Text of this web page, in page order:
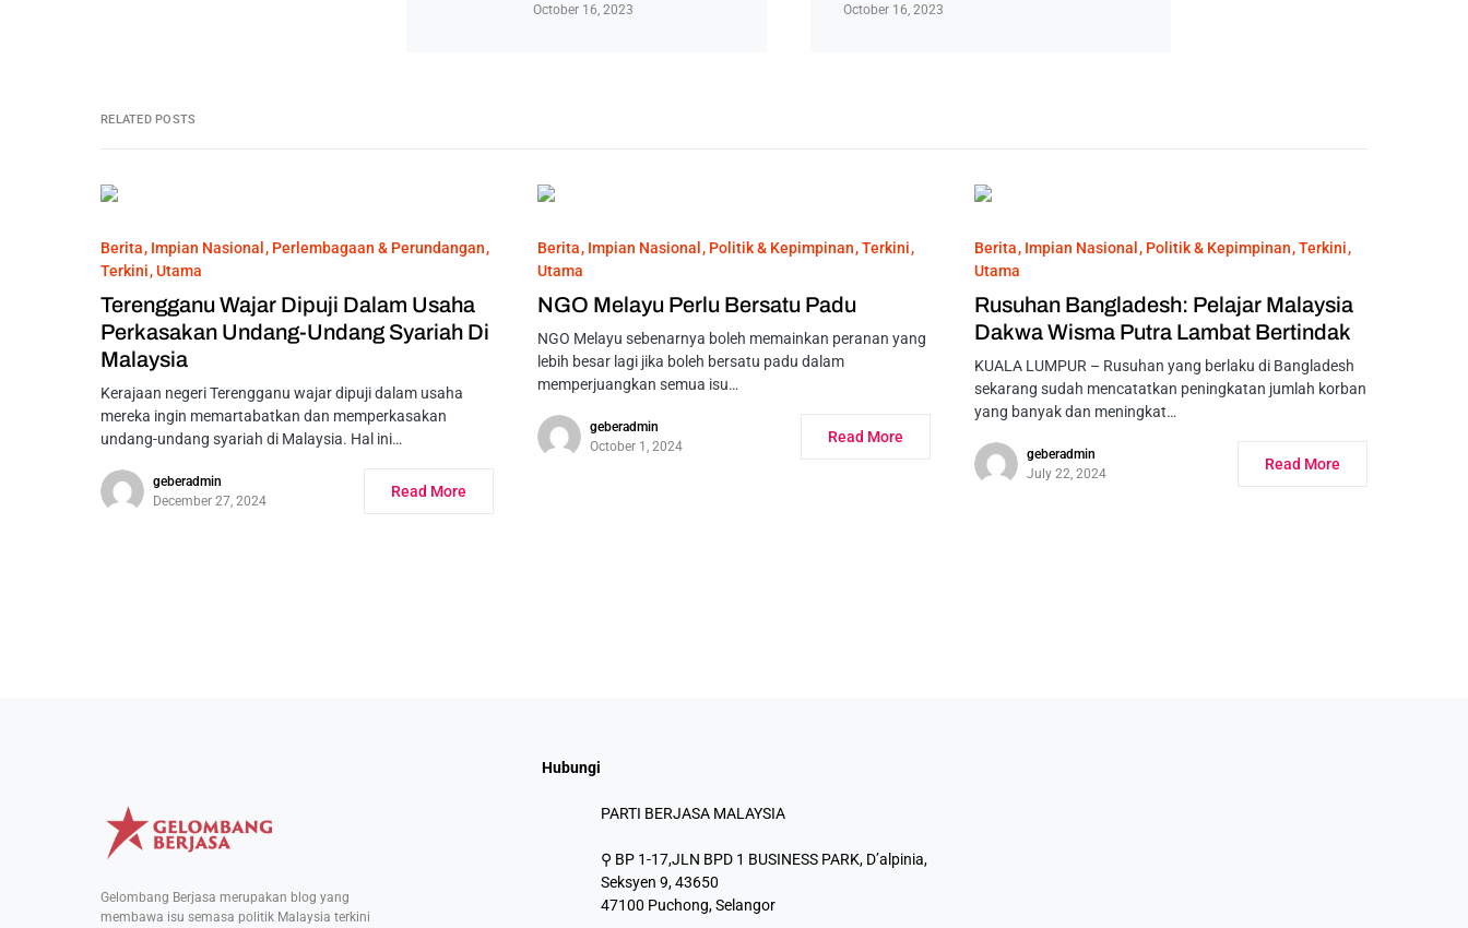
October 16, 2023 October 16, 2023
RELATED POSTS
Berita Impian Nasional
Perlembagaan & Perundangan
Terkini Utama
Terengganu Wajar Dipuji Dalam Usaha
Perkasakan Undang-Undang Syariah Di
Malaysia
Kerajaan negeri Terengganu wajar dipuji dalam usaha
mereka ingin memartabatkan dan memperkasakan
undang-undang syariah di Malaysia. Hal ini…
geberadmin
December 27, 2024
Read More
Berita Impian Nasional Politik & Kepimpinan Terkini
Utama
NGO Melayu Perlu Bersatu Padu
NGO Melayu sebenarnya boleh memainkan peranan yang
lebih besar lagi jika boleh bersatu padu dalam
memperjuangkan semua isu…
geberadmin
October 1, 2024
Read More
Berita Impian Nasional Politik & Kepimpinan Terkini
Utama
Rusuhan Bangladesh: Pelajar Malaysia
Dakwa Wisma Putra Lambat Bertindak
KUALA LUMPUR – Rusuhan yang berlaku di Bangladesh
sekarang sudah mencatatkan peningkatan jumlah korban
yang banyak dan meningkat…
geberadmin
July 22, 2024
Read More
Gelombang Berjasa merupakan blog yang
membawa isu semasa politik Malaysia terkini
Hubungi
PARTI BERJASA MALAYSIA
⚲ BP 1-17,JLN BPD 1 BUSINESS PARK, D’alpinia,
Seksyen 9, 43650
47100 Puchong, Selangor